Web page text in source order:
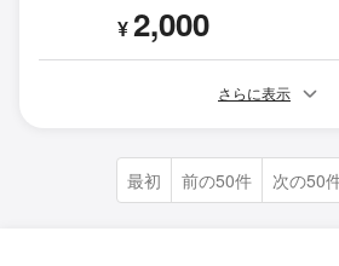
¥2,000
さらに表示
最初 前の50件 次の50